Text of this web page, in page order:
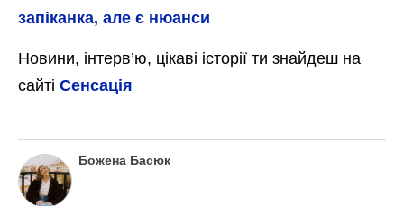
запіканка, але є нюанси
Новини, інтерв’ю, цікаві історії ти знайдеш на
сайті Сенсація
Божена Басюк